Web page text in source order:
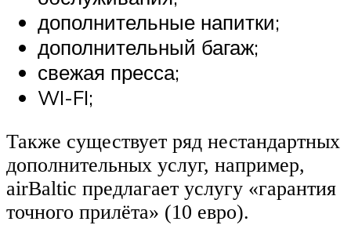
дополнительные напитки;
дополнительный багаж;
свежая пресса;
WI-FI;
Также существует ряд нестандартных
дополнительных услуг, например,
airBaltic предлагает услугу «гарантия
точного прилёта» (10 евро).